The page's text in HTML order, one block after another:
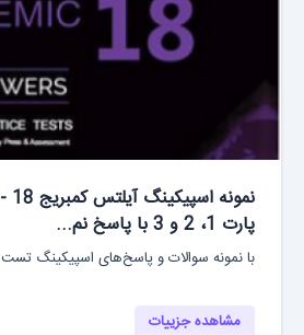
پارت 1، 2 و 3 با پاسخ نم...
با نمونه سوالات و پاسخ‌های اسپیکینگ تست ۳ کتاب کمبریج ۱۸، با...
مشاهده جزییات